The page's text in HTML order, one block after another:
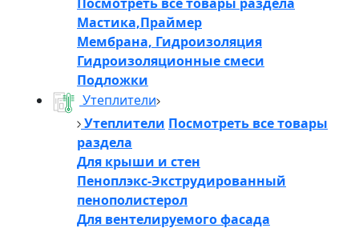
Мастика,Праймер
Мембрана, Гидроизоляция
Гидроизоляционные смеси
Подложки
Утеплители
Утеплители Посмотреть все товары
раздела
Для крыши и стен
Пеноплэкс-Экструдированный
пенополистерол
Для вентелируемого фасада
Добро пожаловать!
Напишите нам, и мы обязательно вам ответим